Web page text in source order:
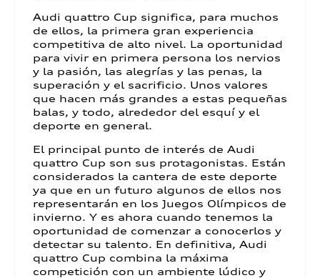
Audi quattro Cup significa, para muchos
de ellos, la primera gran experiencia
competitiva de alto nivel. La oportunidad
para vivir en primera persona los nervios
y la pasión, las alegrías y las penas, la
superación y el sacrificio. Unos valores
que hacen más grandes a estas pequeñas
balas, y todo, alrededor del esquí y el
deporte en general.
El principal punto de interés de Audi
quattro Cup son sus protagonistas. Están
considerados la cantera de este deporte
ya que en un futuro algunos de ellos nos
representarán en los Juegos Olímpicos de
invierno. Y es ahora cuando tenemos la
oportunidad de comenzar a conocerlos y
detectar su talento. En definitiva, Audi
quattro Cup combina la máxima
competición con un ambiente lúdico y